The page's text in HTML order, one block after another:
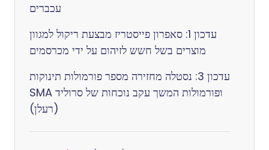
עכברים
עדכון 1: סאפרון פייסטריז מבצעת ריקול למגוון
מוצרים בשל חשש לזיהום על ידי מכרסמים
עדכון 3: נסטלה מחזירה מספר פורמולות תינוקות
SMA ופורמולות המשך עקב נוכחות של סרוליד
(רעלן)